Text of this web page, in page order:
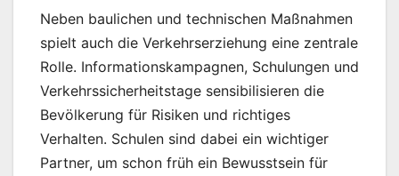
Neben baulichen und technischen Maßnahmen
spielt auch die Verkehrserziehung eine zentrale
Rolle. Informationskampagnen, Schulungen und
Verkehrssicherheitstage sensibilisieren die
Bevölkerung für Risiken und richtiges
Verhalten. Schulen sind dabei ein wichtiger
Partner, um schon früh ein Bewusstsein für